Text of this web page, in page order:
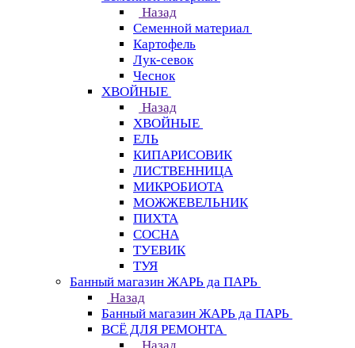
Назад
Семенной материал
Картофель
Лук-севок
Чеснок
ХВОЙНЫЕ
Назад
ХВОЙНЫЕ
ЕЛЬ
КИПАРИСОВИК
ЛИСТВЕННИЦА
МИКРОБИОТА
МОЖЖЕВЕЛЬНИК
ПИХТА
СОСНА
ТУЕВИК
ТУЯ
Банный магазин ЖАРЬ да ПАРЬ
Назад
Банный магазин ЖАРЬ да ПАРЬ
ВСЁ ДЛЯ РЕМОНТА